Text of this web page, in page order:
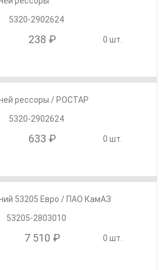
5320-2902624
238 ₽ 0 шт.
рессоры / РОСТАР
5320-2902624
633 ₽ 0 шт.
53205 Евро / ПАО КамАЗ
53205-2803010
7 510 ₽ 0 шт.